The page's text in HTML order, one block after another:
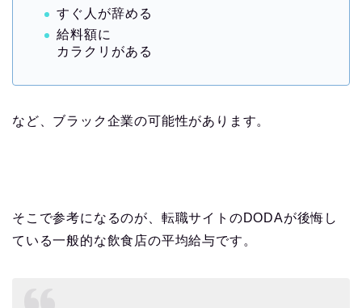
すぐ人が辞める
給料額に
カラクリがある
など、ブラック企業の可能性があります。
そこで参考になるのが、転職サイトのDODAが後悔し
ている一般的な飲食店の平均給与です。